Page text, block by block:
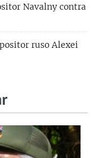
Navalny contra
ruso Alexei